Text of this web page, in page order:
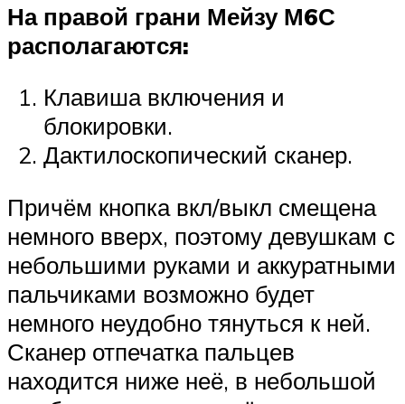
На правой грани Мейзу М6С
располагаются:
Клавиша включения и
блокировки.
Дактилоскопический сканер.
Причём кнопка вкл/выкл смещена
немного вверх, поэтому девушкам с
небольшими руками и аккуратными
пальчиками возможно будет
немного неудобно тянуться к ней.
Сканер отпечатка пальцев
находится ниже неё, в небольшой